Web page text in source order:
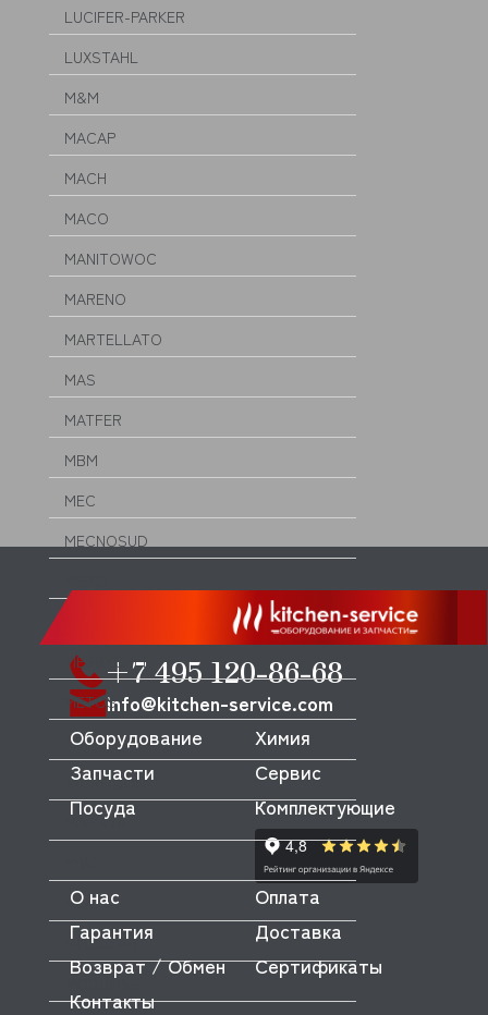
LUCIFER-PARKER
LUXSTAHL
M&M
MACAP
MACH
MACO
MANITOWOC
MARENO
MARTELLATO
MAS
MATFER
MBM
MEC
MECNOSUD
MERRYCHEF
METOS
MFK
MICRODOS
MINERVA
MKN
MODULAR
MODULINE
+7 495 120-86-68
info@kitchen-service.com
Оборудование
Запчасти
Посуда
Химия
Сервис
Комплектующие
О нас
Оплата
Гарантия
Доставка
Возврат / Обмен
Сертификаты
Контакты